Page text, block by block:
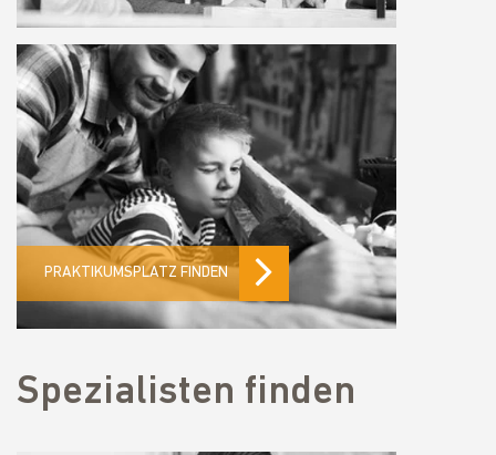
PRAKTIKUMSPLATZ FINDEN
Spezialisten finden